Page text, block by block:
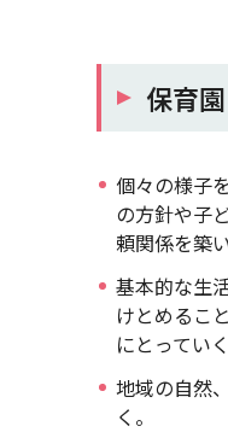
保育
個々の様子
の方針や子
頼関係を築
基本的な生
けとめるこ
にとっていく
地域の自然
く。